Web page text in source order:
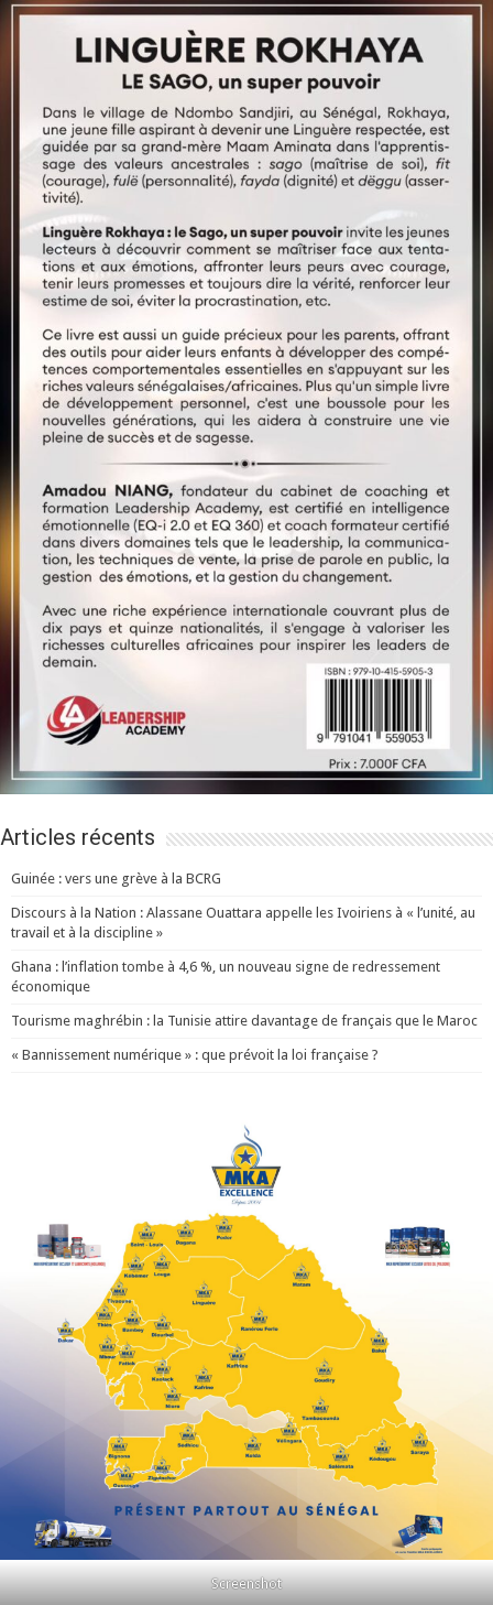
Articles récents
Guinée : vers une grève à la BCRG
Discours à la Nation : Alassane Ouattara appelle les Ivoiriens à « l’unité, au
travail et à la discipline »
Ghana : l’inflation tombe à 4,6 %, un nouveau signe de redressement
économique
Tourisme maghrébin : la Tunisie attire davantage de français que le Maroc
« Bannissement numérique » : que prévoit la loi française ?
Screenshot